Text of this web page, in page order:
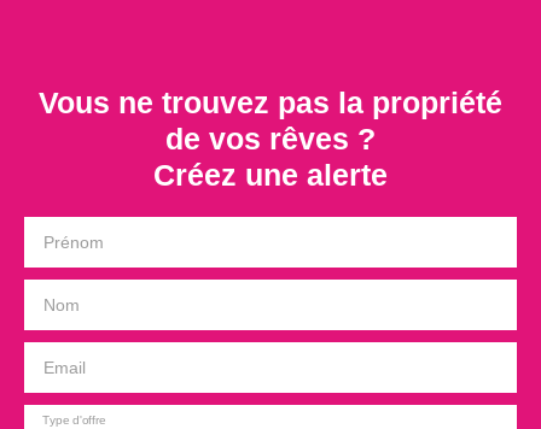
Vous ne trouvez pas la propriété
de vos rêves ?
Créez une alerte
Prénom
Nom
Email
Type d'offre